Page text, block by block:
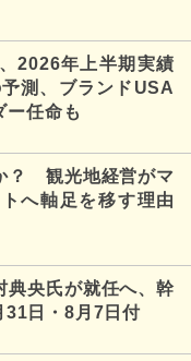
2026年上半期実績
測、ブランドUSA
ー任命も
？ 観光地経営がマ
へ軸足を移す理由
典央氏が就任へ、幹
日・8月7日付